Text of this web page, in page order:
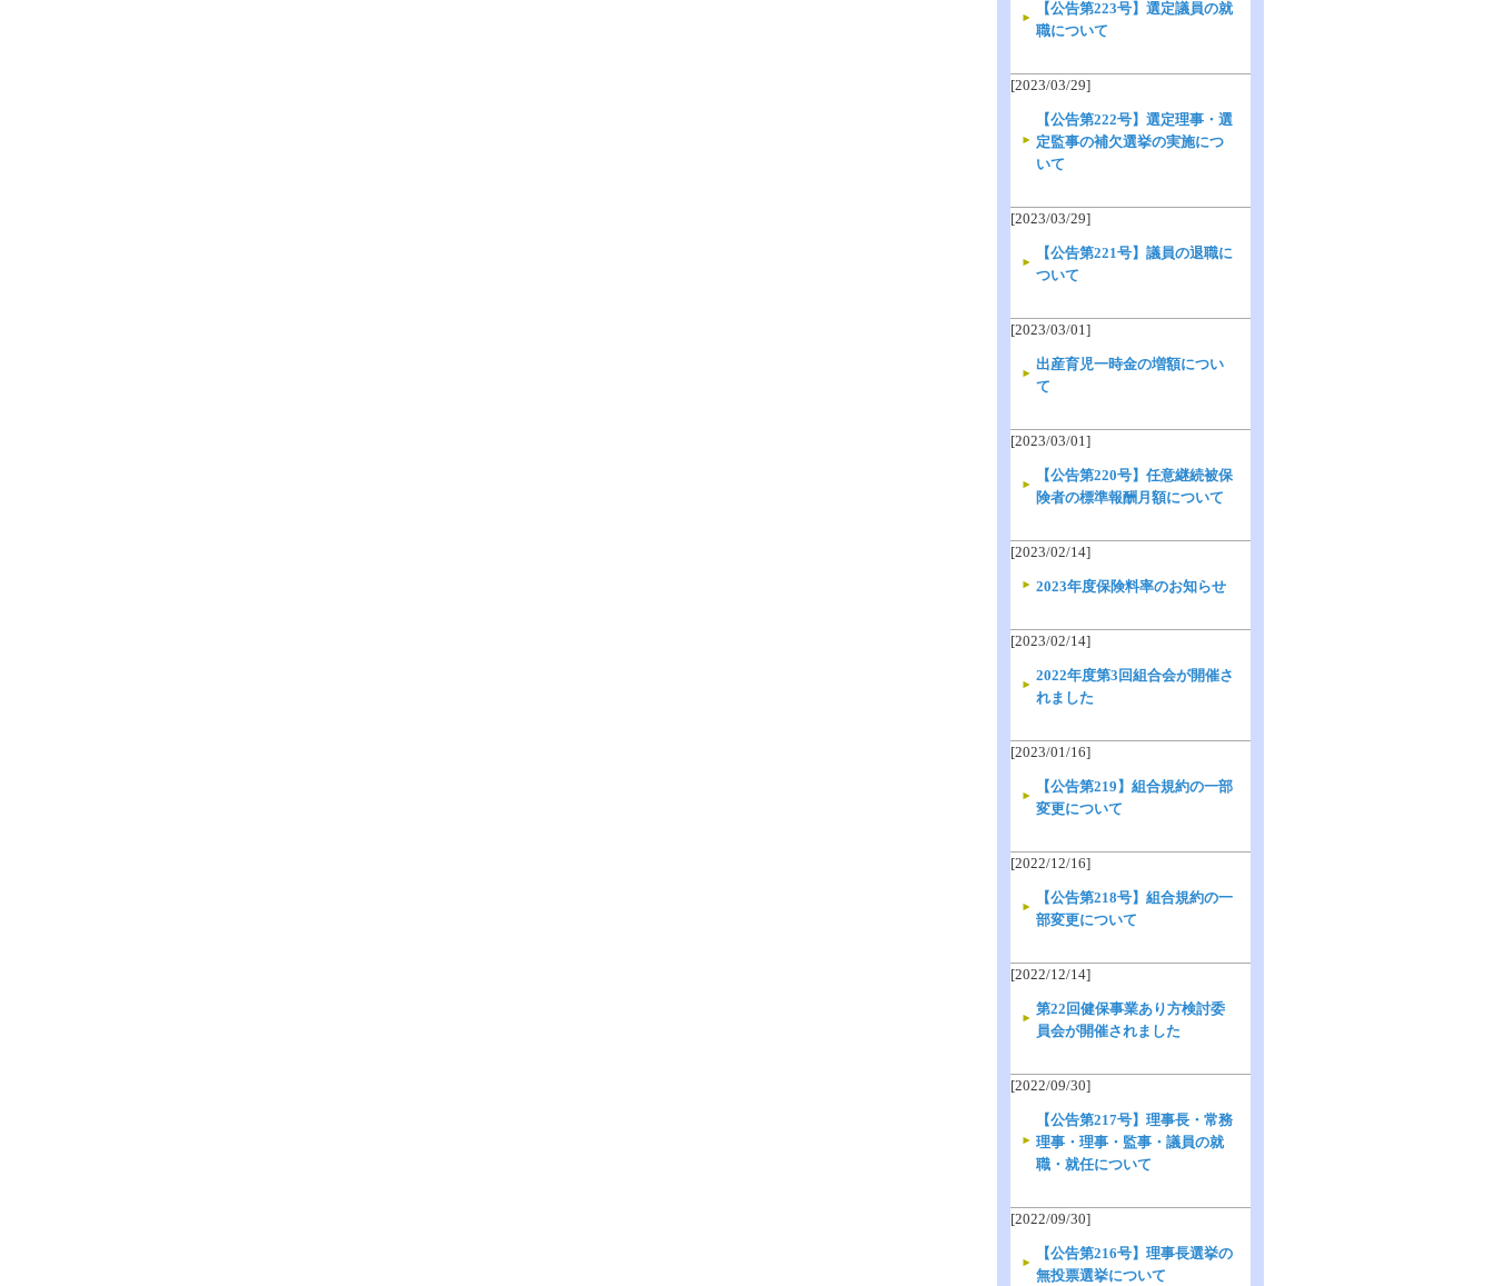
【公告第223号】選定議員の就
職について
[2023/03/29]
【公告第222号】選定理事・選
定監事の補欠選挙の実施につ
いて
[2023/03/29]
【公告第221号】議員の退職に
ついて
[2023/03/01]
出産育児一時金の増額につい
て
[2023/03/01]
【公告第220号】任意継続被保
険者の標準報酬月額について
[2023/02/14]
2023年度保険料率のお知らせ
[2023/02/14]
2022年度第3回組合会が開催さ
れました
[2023/01/16]
【公告第219】組合規約の一部
変更について
[2022/12/16]
【公告第218号】組合規約の一
部変更について
[2022/12/14]
第22回健保事業あり方検討委
員会が開催されました
[2022/09/30]
【公告第217号】理事長・常務
理事・理事・監事・議員の就
職・就任について
[2022/09/30]
【公告第216号】理事長選挙の
無投票選挙について